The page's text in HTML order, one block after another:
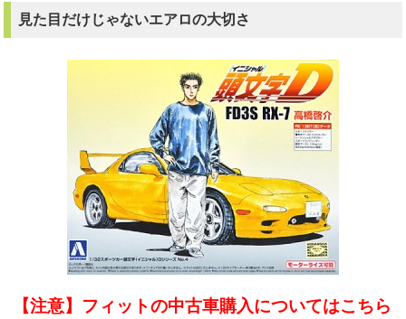
見た目だけじゃないエアロの大切さ
【注意】フィットの中古車購入についてはこちら